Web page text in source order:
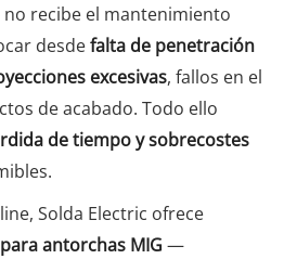
recibe el mantenimiento
desdefalta de penetración
excesivas, fallos en el
de acabado. Todo ello
de tiempo y sobrecostes
Solda Electric ofrece
antorchas MIG —